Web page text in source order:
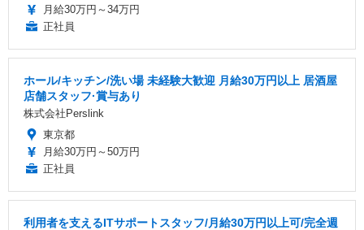
月給30万円～34万円
正社員
ホール/キッチン/洗い場 未経験大歓迎 月給30万円以上 居酒屋
店舗スタッフ·賞与あり
株式会社Perslink
東京都
月給30万円～50万円
正社員
利用者を支えるITサポートスタッフ/月給30万円以上可/完全週